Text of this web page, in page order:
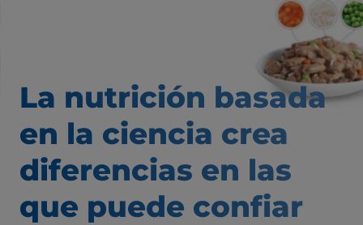
La nutrición basada
en la ciencia crea
diferencias en las
que puede confiar